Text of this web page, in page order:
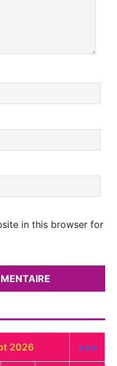
in this browser for
2026 >>>